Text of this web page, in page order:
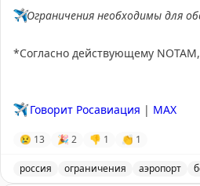
✈️Ограничения необходимы для
*Согласно действующему
✈️ Говорит Росавиация | MAX
😢 13 🎉 2 👎 1 👏 1
россия ограничения аэропорт